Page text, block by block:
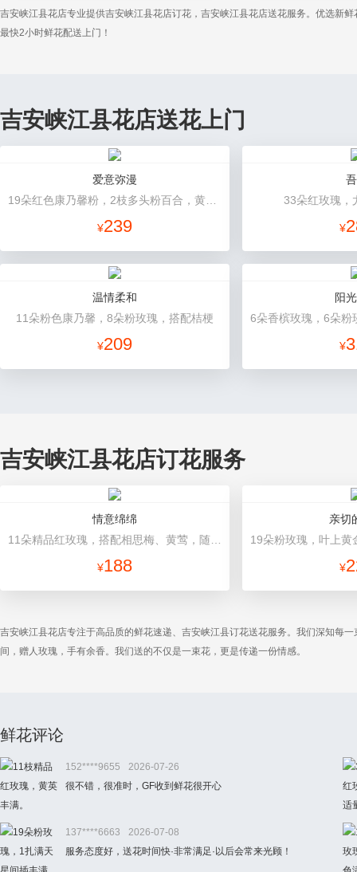
吉安峡江县花店专业提供吉安峡江县花店订花，吉安峡江县花店送花服务。优选新
最快2小时鲜花配送上门！
吉安峡江县花店送花上门
爱意弥漫
¥239
33朵红玫瑰，
¥
温情柔和
11朵粉色康乃馨，8朵粉玫瑰，搭配桔梗
¥209
阳
¥
吉安峡江县花店订花服务
情意绵绵
¥188
亲切
¥
吉安峡江县花店专注于高品质的鲜花速递、吉安峡江县订花送花服务。我们深知每
间，赠人玫瑰，手有余香。我们送的不仅是一束花，更是传递一份情感。
鲜花评论
152****9655
2026-07-26
很不错，很准时，GF收到鲜花很开心
137****6663
2026-07-08
服务态度好，送花时间快·非常满足·以后会常来光顾！